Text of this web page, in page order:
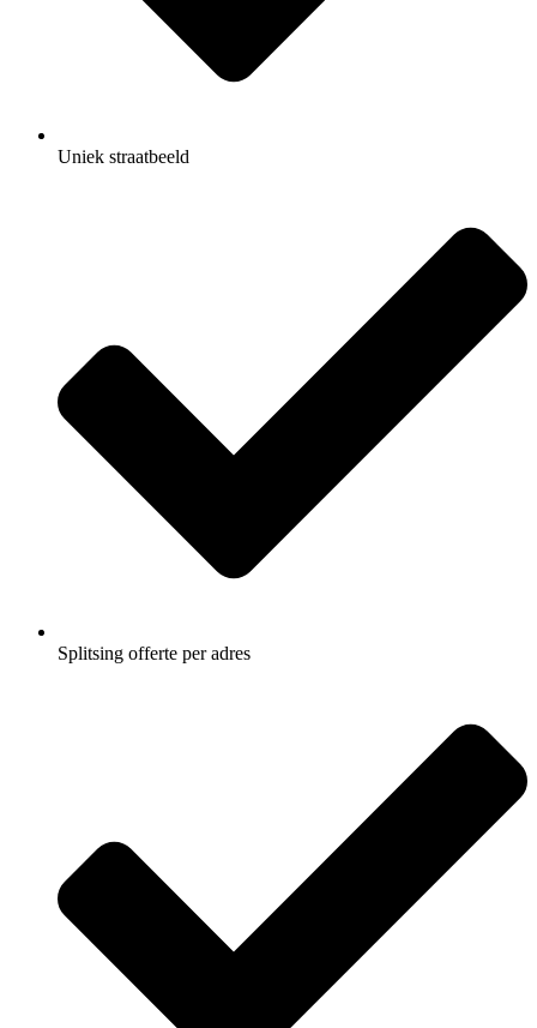
Uniek straatbeeld
Splitsing offerte per adres